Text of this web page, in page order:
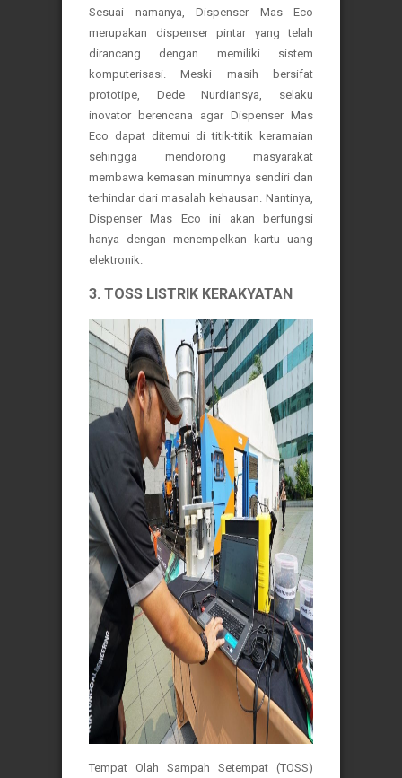
Sesuai namanya, Dispenser Mas Eco
merupakan dispenser pintar yang telah
dirancang dengan memiliki sistem
komputerisasi. Meski masih bersifat
prototipe, Dede Nurdiansya, selaku
inovator berencana agar Dispenser Mas
Eco dapat ditemui di titik-titik keramaian
sehingga mendorong masyarakat
membawa kemasan minumnya sendiri dan
terhindar dari masalah kehausan. Nantinya,
Dispenser Mas Eco ini akan berfungsi
hanya dengan menempelkan kartu uang
elektronik.
3. TOSS LISTRIK KERAKYATAN
Tempat Olah Sampah Setempat (TOSS)